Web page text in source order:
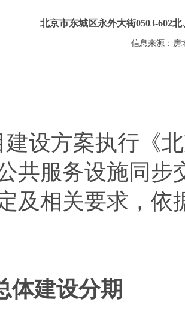
北京市东城区永外大街0503-602
信息来源：房
建设方案执行《
共服务设施同步
及相关要求，依
体建设分期